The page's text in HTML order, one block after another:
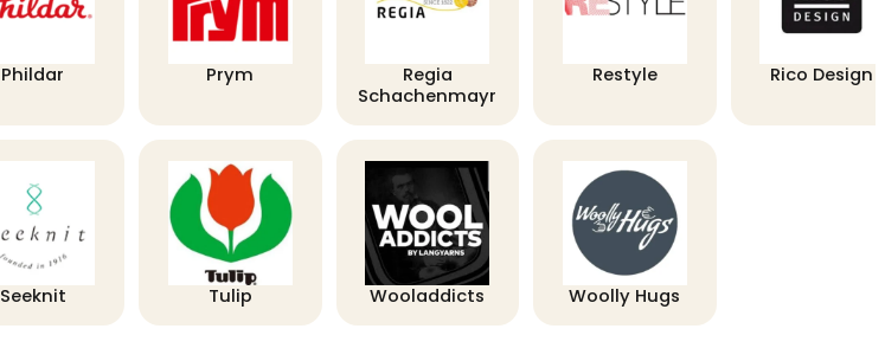
Phildar Prym
Regia
Schachenmayr
Restyle Rico Design
Seeknit Tulip Wooladdicts Woolly Hugs